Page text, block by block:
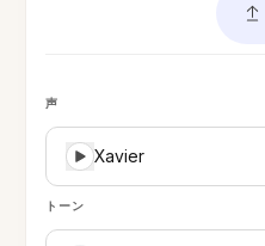
声
Xavier
トーン